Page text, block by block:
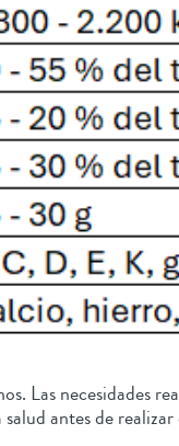
Las necesidades
antes de